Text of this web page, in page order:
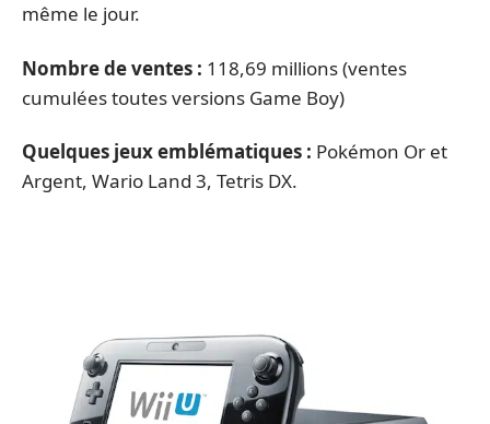
même le jour.
Nombre de ventes : 118,69 millions (ventes
cumulées toutes versions Game Boy)
Quelques jeux emblématiques : Pokémon Or et
Argent, Wario Land 3, Tetris DX.